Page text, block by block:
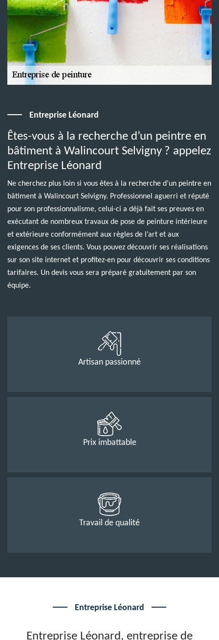
Entreprise Léonard
Êtes-vous à la recherche d’un peintre en
bâtiment à Walincourt Selvigny ? appelez
Entreprise Léonard
Ne cherchez plus loin si vous êtes à la recherche d’un peintre en
bâtiment à Walincourt Selvigny. Professionnel aguerri et réputé
pour son professionnalisme, celui-ci a déjà fait ses preuves en
exécutant de nombreux travaux de pose de peinture intérieure
et extérieure conformément aux règles de l’art et aux
exigences de ses clients. Vous pouvez découvrir ses réalisations
sur son site internet et profitez-en pour découvrir ses conditions
tarifaires. Un devis vous sera préparé gratuitement par son
équipe.
Artisan passionné
Prix imbattable
Travail de qualité
Entreprise Léonard
Entreprise Léonard, entreprise de